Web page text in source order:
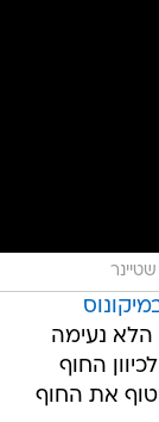
שטיינר
הלא נעימה
החוף
את החוף